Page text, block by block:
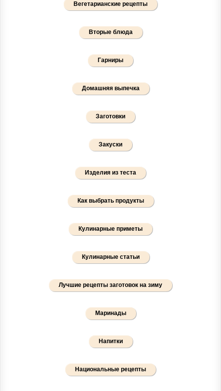
Вегетарианские рецепты
Вторые блюда
Гарниры
Домашняя выпечка
Заготовки
Закуски
Изделия из теста
Как выбрать продукты
Кулинарные приметы
Кулинарные статьи
Лучшие рецепты заготовок на зиму
Маринады
Напитки
Национальные рецепты